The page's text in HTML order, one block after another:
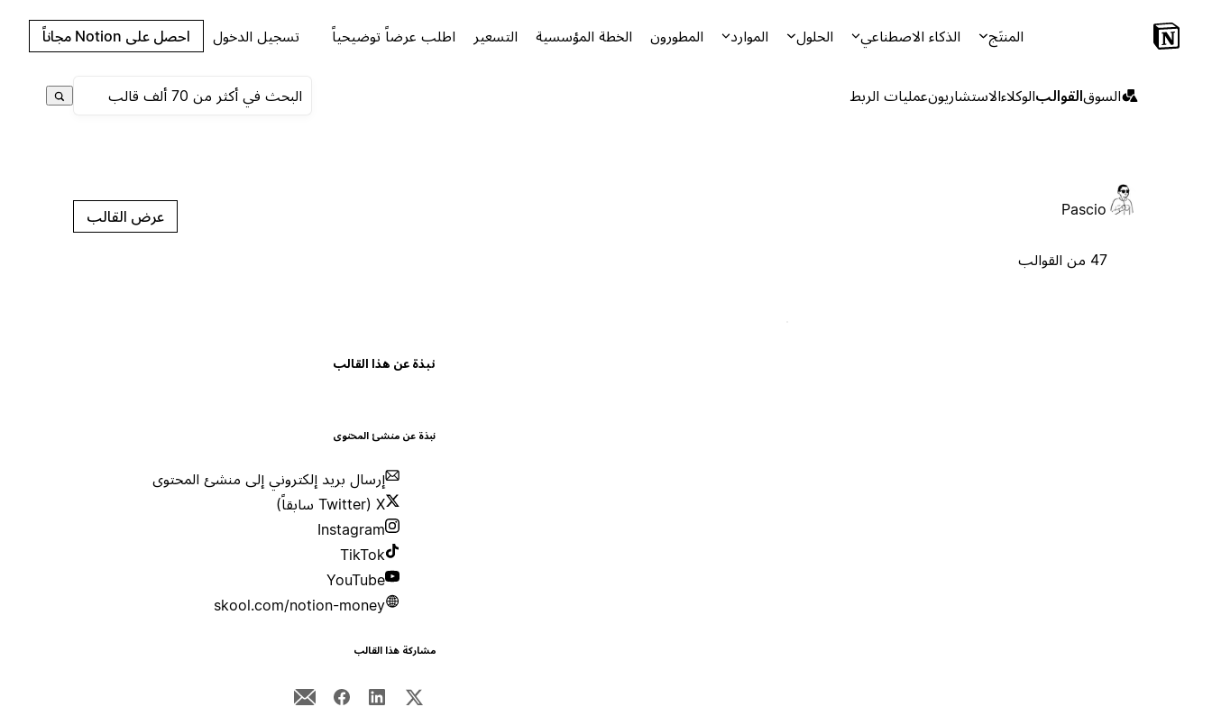
المنتَج الذكاء الاصطناعي الحلول الموارد المطورون الخطة المؤسسية التسعير اطلب عرضاً توضيحياً تسجيل الدخول احصل على Notion مجاناً
السوقالقوالبالوكلاءالاستشاريونعمليات الربط
Pascio
47 من القوالب
عرض القالب
نبذة عن هذا القالب
نبذة عن منشئ المحتوى
إرسال بريد إلكتروني إلى منشئ المحتوى
X (Twitter سابقاً)
Instagram
TikTok
YouTube
skool.com/notion-money
مشاركة هذا القالب